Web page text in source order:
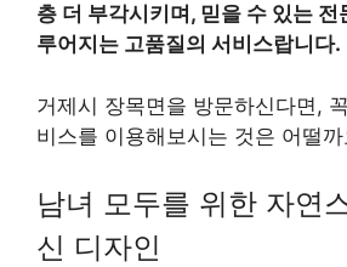
층 더 부각시키며, 믿을 수 있는 전
루어지는 고품질의 서비스랍니다.
거제시 장목면을 방문하신다면,
비스를 이용해보시는 것은 어떨까
남녀 모두를 위한 자연
신 디자인